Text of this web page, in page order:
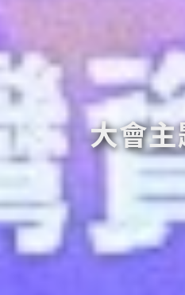
大會主